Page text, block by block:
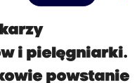
i pielęgniarki.
powstanie